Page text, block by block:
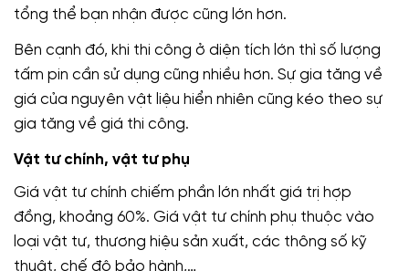
tổng thể bạn nhận được cũng lớn hơn.
Bên cạnh đó, khi thi công ở diện tích lớn thì số lượng
tấm pin cần sử dụng cũng nhiều hơn. Sự gia tăng về
giá của nguyên vật liệu hiển nhiên cũng kéo theo sự
gia tăng về giá thi công.
Vật tư chính, vật tư phụ
Giá vật tư chính chiếm phần lớn nhất giá trị hợp
đồng, khoảng 60%. Giá vật tư chính phụ thuộc vào
loại vật tư, thương hiệu sản xuất, các thông số kỹ
thuật, chế độ bảo hành,…